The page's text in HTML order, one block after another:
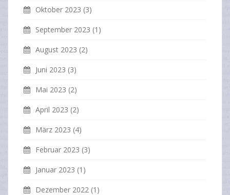
Oktober 2023 (3)
September 2023 (1)
August 2023 (2)
Juni 2023 (3)
Mai 2023 (2)
April 2023 (2)
März 2023 (4)
Februar 2023 (3)
Januar 2023 (1)
Dezember 2022 (1)